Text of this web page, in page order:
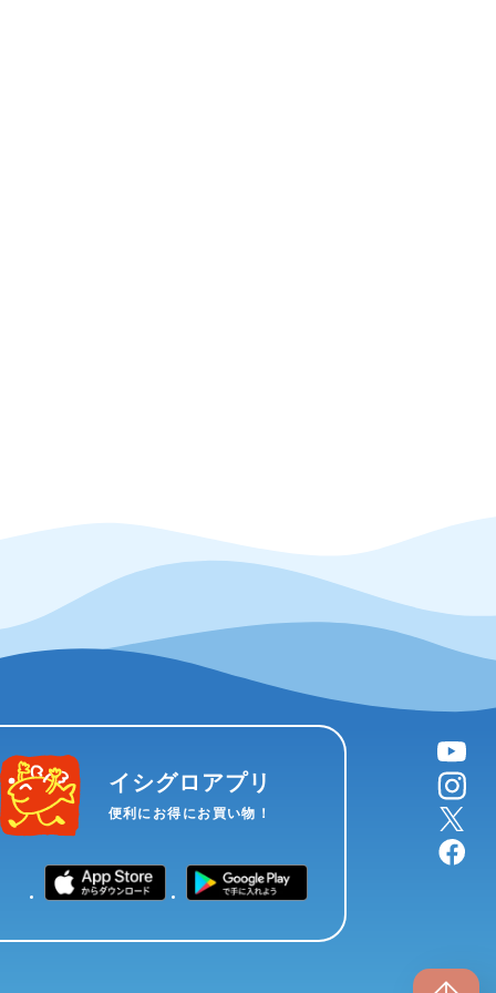
イシグロアプリ
便利にお得にお買い物！
YouTube
instagram
X
facebook